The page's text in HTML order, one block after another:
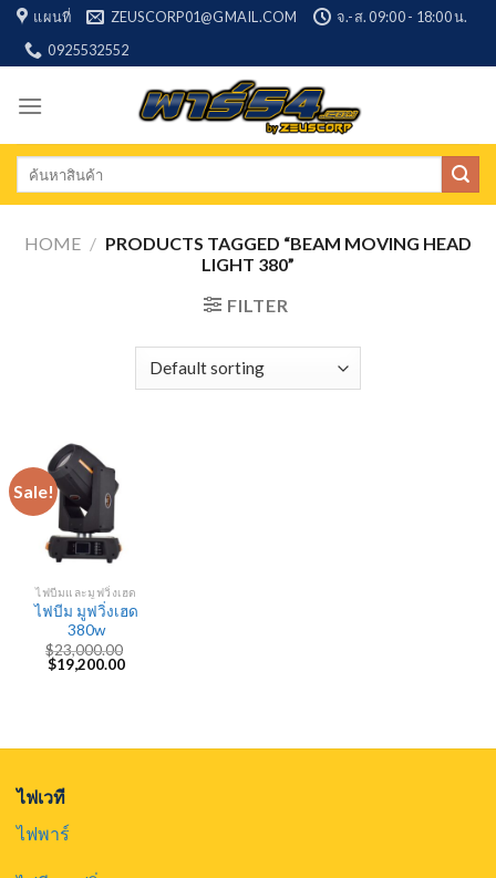
Skip
content
แผนที่ ZEUSCORP01@GMAIL.COM
จ.-ส. 09:00 - 18:00 น.
0925532552
Search
HOME / PRODUCTS TAGGED “BEAM MOVING HEAD
LIGHT 380”
FILTER
Sale!
ไฟบีมและมูฟวิ่งเฮด
ไฟบีม มูฟวิ่งเฮด
380w
$23,000.00
Original
price
$19,200.00Current
ไฟเวที
ไฟพาร์